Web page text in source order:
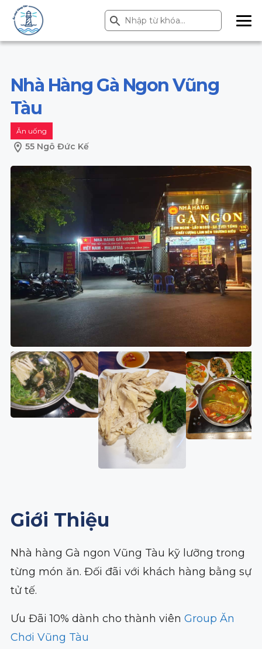
Search
for:
Search Button
ME
NU
Nhà Hàng Gà Ngon Vũng
Tàu
Ăn uống
55 Ngô Đức Kế
Giới Thiệu
Nhà hàng Gà ngon Vũng Tàu kỹ lưỡng trong
từng món ăn. Đối đãi với khách hàng bằng sự
tử tế.
Ưu Đãi 10% dành cho thành viên Group Ăn
Chơi Vũng Tàu